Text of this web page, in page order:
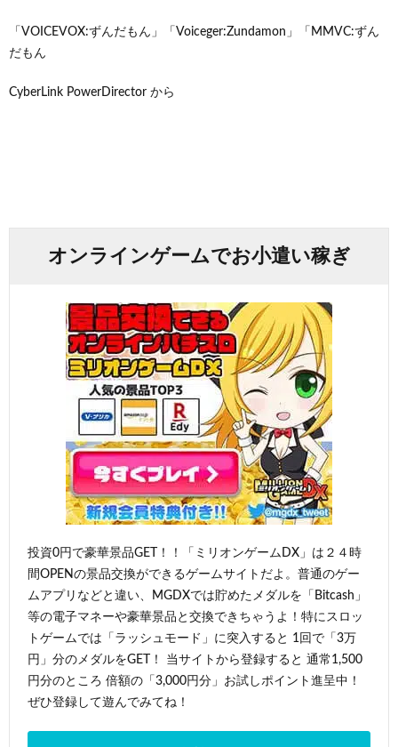
「VOICEVOX:ずんだもん」「Voiceger:Zundamon」「MMVC:ずん
だもん
CyberLink PowerDirector から
オンラインゲームでお小遣い稼ぎ
投資0円で豪華景品GET！！「ミリオンゲームDX」は２４時
間OPENの景品交換ができるゲームサイトだよ。普通のゲー
ムアプリなどと違い、MGDXでは貯めたメダルを「Bitcash」
等の電子マネーや豪華景品と交換できちゃうよ！特にスロッ
トゲームでは「ラッシュモード」に突入すると 1回で「3万
円」分のメダルをGET！ 当サイトから登録すると 通常1,500
円分のところ 倍額の「3,000円分」お試しポイント進呈中！
ぜひ登録して遊んでみてね！